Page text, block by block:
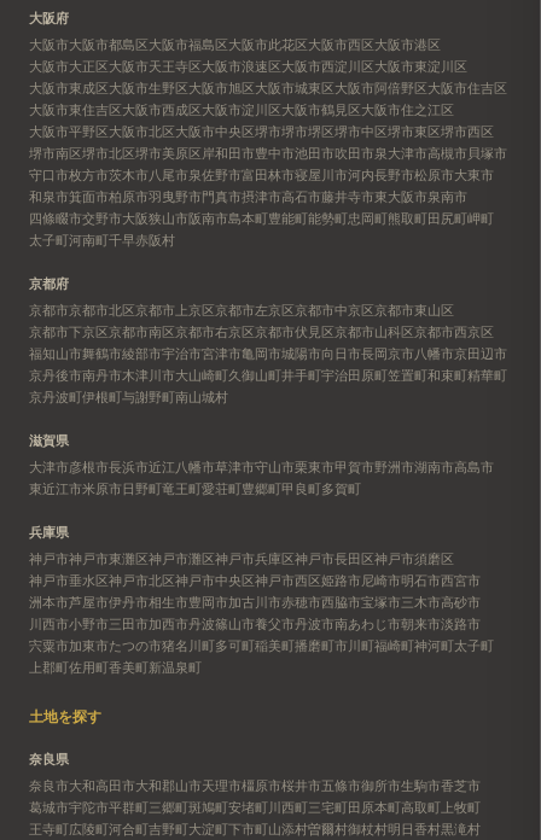
大阪府
大阪市大阪市都島区大阪市福島区大阪市此花区大阪市西区大阪市港区
大阪市大正区大阪市天王寺区大阪市浪速区大阪市西淀川区大阪市東淀川区
大阪市東成区大阪市生野区大阪市旭区大阪市城東区大阪市阿倍野区大阪市住吉区
大阪市東住吉区大阪市西成区大阪市淀川区大阪市鶴見区大阪市住之江区
大阪市平野区大阪市北区大阪市中央区堺市堺市堺区堺市中区堺市東区堺市西区
堺市南区堺市北区堺市美原区岸和田市豊中市池田市吹田市泉大津市高槻市 貝塚市
守口市枚方市茨木市八尾市泉佐野市富田林市寝屋川市河内長野市松原市大東市
和泉市箕面市柏原市羽曳野市門真市摂津市高石市藤井寺市東大阪市泉南市
四條畷市交野市大阪狭山市阪南市島本町豊能町能勢町忠岡町熊取町田尻町岬町
太子町河南町千早赤阪村
京都府
京都市京都市北区京都市上京区京都市左京区京都市中京区京都市東山区
京都市下京区京都市南区京都市右京区京都市伏見区京都市山科区京都市西京区
福知山市舞鶴市綾部市宇治市宮津市亀岡市城陽市向日市長岡京市八幡市京田辺市
京丹後市南丹市木津川市大山崎町久御山町井手町宇治田原町笠置町和束町精華町
京丹波町伊根町与謝野町南山城村
滋賀県
大津市彦根市長浜市近江八幡市草津市守山市栗東市甲賀市野洲市湖南市高島市
東近江市米原市日野町竜王町愛荘町豊郷町甲良町多賀町
兵庫県
神戸市神戸市東灘区神戸市灘区神戸市兵庫区神戸市長田区神戸市須磨区
神戸市垂水区神戸市北区神戸市中央区神戸市西区姫路市尼崎市明石市西宮市
洲本市芦屋市伊丹市相生市豊岡市加古川市赤穂市西脇市宝塚市三木市高砂市
川西市小野市三田市加西市丹波篠山市養父市丹波市南あわじ市朝来市淡路市
宍粟市加東市たつの市猪名川町多可町稲美町播磨町市川町福崎町神河町太子町
上郡町佐用町香美町新温泉町
土地を探す
奈良県
奈良市大和高田市大和郡山市天理市橿原市桜井市五條市御所市生駒市香芝市
葛城市宇陀市平群町三郷町斑鳩町安堵町川西町三宅町田原本町高取町 上牧町
王寺町広陵町河合町吉野町大淀町下市町山添村曽爾村御杖村明日香村黒滝村